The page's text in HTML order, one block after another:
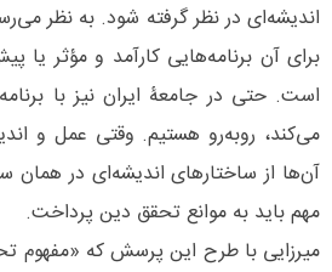
اندیشه‌ای در نظر گرفته شود. به نظر
برای آن برنامه‌هایی کارآمد و مؤثر یا
است. حتی در جامعۀ ایران نیز با
می‌کند، روبه‌رو هستیم. وقتی عمل و
آن‌ها از ساختارهای اندیشه‌ای در همان
مهم باید به موانع تحقق دین پرداخت.
میرزایی با طرح این پرسش که «مفهوم